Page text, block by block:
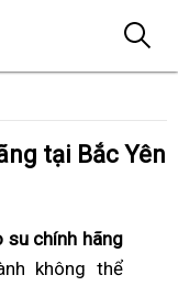
tại Bắc Yên
su chính hãng
không thể